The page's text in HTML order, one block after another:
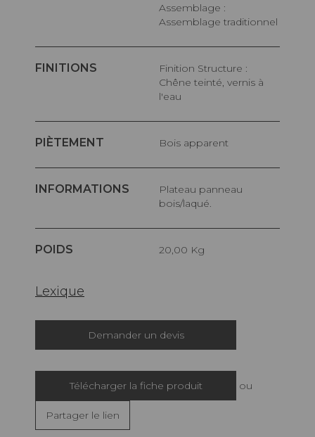
Assemblage :
Assemblage traditionnel
FINITIONS
Finition Structure :
Chêne teinté, vernis à
l'eau
PIÈTEMENT Bois apparent
INFORMATIONS
Plateau panneau
bois/laqué.
POIDS 20,00 Kg
Lexique
Demander un devis
Télécharger la fiche produit ou
Partager le lien